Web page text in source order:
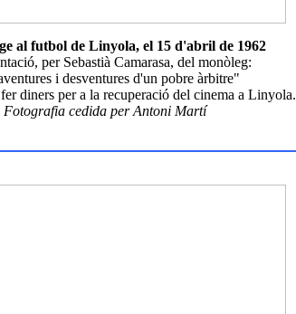
al futbol de Linyola, el 15 d'abril de 1962
per Sebastià Camarasa, del monòleg:
i desventures d'un pobre àrbitre"
diners per a la recuperació del cinema a Linyola.
Fotografia cedida per Antoni Martí